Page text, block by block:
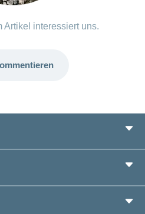
Artikel interessiert uns.